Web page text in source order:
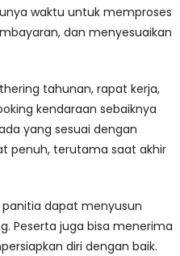
waktu untuk memproses
dan menyesuaikan
tahunan, rapat kerja,
kendaraan sebaiknya
yang sesuai dengan
penuh, terutama saat akhir
dapat menyusun
Peserta juga bisa menerima
diri dengan baik.